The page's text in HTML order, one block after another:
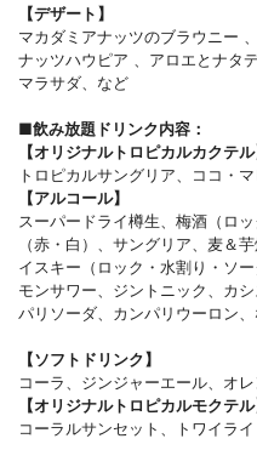
【デザート】
マカダミアナッツのブラウニー
ナッツハウピア 、アロエとナタ
マラサダ、など
■飲み放題ドリンク内容：
【オリジナルトロピカルカクテル
トロピカルサングリア、ココ・
【アルコール】
スーパードライ樽生、梅酒（ロ
（赤・白）、サングリア、麦＆
イスキー（ロック・水割り・ソ
モンサワー、ジントニック、カ
パリソーダ、カンパリウーロン
【ソフトドリンク】
コーラ、ジンジャーエール、オ
【オリジナルトロピカルモクテ
コーラルサンセット、トワイラ